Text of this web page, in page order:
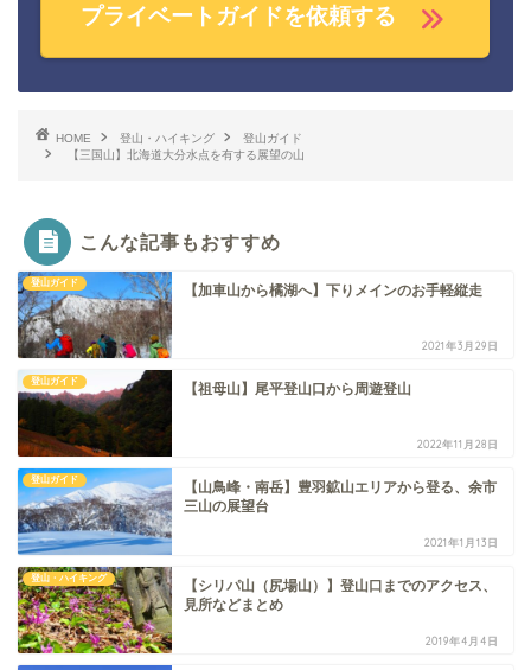
プライベートガイドを依頼する
HOME 登山・ハイキング
登山ガイド
【三国山】北海道大分水点を有する展望の山
こんな記事もおすすめ
登山ガイド 【加車山から橘湖へ】下りメインのお手軽縦走
2021年3月29日
登山ガイド 【祖母山】尾平登山口から周遊登山
2022年11月28日
登山ガイド
【山鳥峰・南岳】豊羽鉱山エリアから登る、余市
三山の展望台
2021年1月13日
登山・ハイキング
【シリパ山（尻場山）】登山口までのアクセス、
見所などまとめ
2019年4月4日